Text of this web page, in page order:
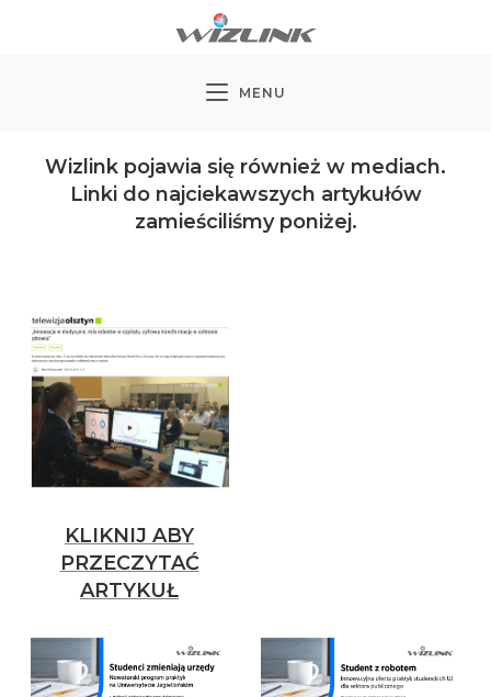
MENU
Wizlink pojawia się również w mediach.
Linki do najciekawszych artykułów
zamieściliśmy poniżej.
KLIKNIJ ABY
PRZECZYTAĆ
ARTYKUŁ